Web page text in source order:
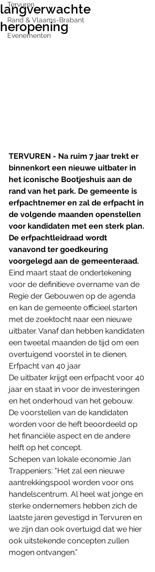
Tervuren
Rand & Vlaams-Brabant
Evenementen
langverwachte
heropening
TERVUREN - Na ruim 7 jaar trekt er
binnenkort een nieuwe uitbater in
het iconische Bootjeshuis aan de
rand van het park. De gemeente is
erfpachtnemer en zal de erfpacht in
de volgende maanden openstellen
voor kandidaten met een sterk plan.
De erfpachtleidraad wordt
vanavond ter goedkeuring
voorgelegd aan de gemeenteraad.
Eind maart staat de ondertekening
voor de definitieve overname van de
Regie der Gebouwen op de agenda
en kan de gemeente officieel starten
met de zoektocht naar een nieuwe
uitbater. Vanaf dan hebben kandidaten
een tweetal maanden de tijd om een
overtuigend voorstel in te dienen.
Erfpacht van 40 jaar
De uitbater krijgt een erfpacht voor 40
jaar en staat in voor de investeringen
en het onderhoud van het gebouw.
De voorstellen van de kandidaten
worden voor de heft beoordeeld op
het financiële aspect en de andere
helft op het concept.
Schepen van lokale economie Jan
Trappeniers: "Het zal een nieuwe
aantrekkingspool worden voor ons
handelscentrum. Al heel wat jonge en
sterke ondernemers hebben zich de
laatste jaren gevestigd in Tervuren en
we zijn dan ook overtuigd dat we hier
ook uitstekende concepten zullen
mogen ontvangen.”